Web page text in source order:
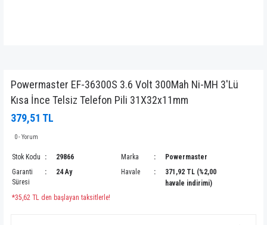
Powermaster EF-36300S 3.6 Volt 300Mah Ni-MH 3'Lü
Kısa İnce Telsiz Telefon Pili 31X32x11mm
379,51 TL
0 - Yorum
Stok Kodu 29866 Marka
Powermaster
Garanti
Süresi
24 Ay Havale
371,92 TL (%2,00
havale indirimi)
*35,62 TL den başlayan taksitlerle!